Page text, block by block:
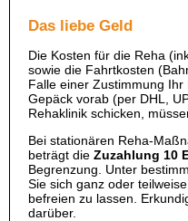
Das liebe Geld
Die Kosten für die Reha
sowie die Fahrtkosten
Falle einer Zustimmung
Gepäck vorab (per DHL,
Rehaklinik schicken,
Bei stationären Reha-
beträgt die Zuzahlung 10
Begrenzung. Unter
Sie sich ganz oder
befreien zu lassen.
darüber.